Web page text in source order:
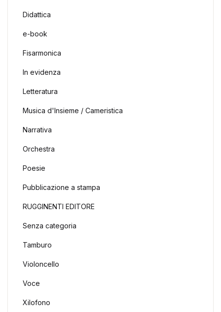
Didattica
e-book
Fisarmonica
In evidenza
Letteratura
Musica d'Insieme / Cameristica
Narrativa
Orchestra
Poesie
Pubblicazione a stampa
RUGGINENTI EDITORE
Senza categoria
Tamburo
Violoncello
Voce
Xilofono